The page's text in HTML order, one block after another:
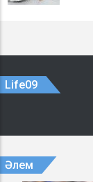
Life09
Әлем